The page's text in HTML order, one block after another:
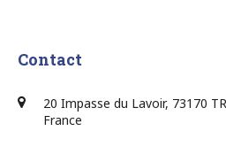
Contact
20 Impasse du Lavoir, 73170
France